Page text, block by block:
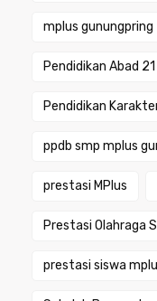
mplus gunungpring
Pendidikan Abad 21
Pendidikan
ppdb smp mplus
prestasi MPlus
Prestasi Olahraga
prestasi siswa